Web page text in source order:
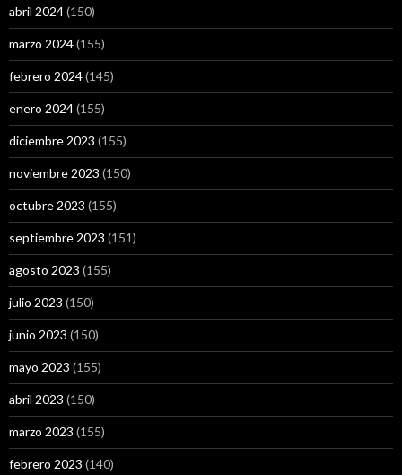
abril 2024(150)
marzo 2024(155)
febrero 2024(145)
enero 2024(155)
diciembre 2023 (155)
noviembre 2023 (150)
octubre 2023 (155)
septiembre 2023 (151)
agosto 2023 (155)
julio 2023 (150)
junio 2023 (150)
mayo 2023 (155)
abril 2023 (150)
marzo 2023 (155)
febrero 2023 (140)